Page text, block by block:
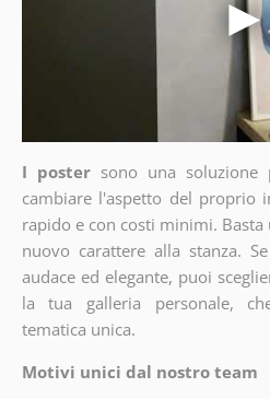
I poster sono una soluzione
cambiare l'aspetto del proprio
rapido e con costi minimi.
nuovo carattere alla stanza.
audace ed elegante, puoi
la tua galleria personale,
tematica unica.
Motivi unici dal nostro team